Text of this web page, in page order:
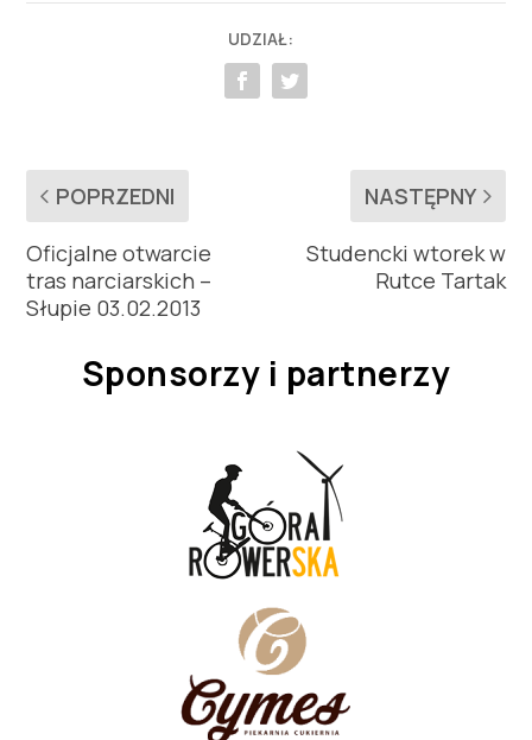
UDZIAŁ:
POPRZEDNI
Oficjalne otwarcie
tras narciarskich –
Słupie 03.02.2013
NASTĘPNY
Studencki wtorek w
Rutce Tartak
Sponsorzy i partnerzy